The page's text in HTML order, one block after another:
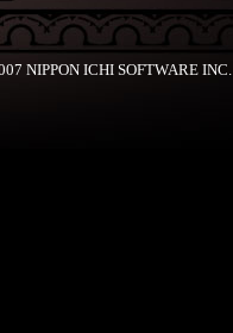
NIPPON ICHI SOFTWARE INC.